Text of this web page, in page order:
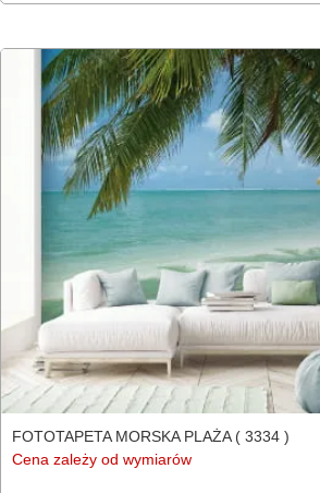
FOTOTAPETA MORSKA PLAŻA ( 3334 )
Cena zależy od wymiarów